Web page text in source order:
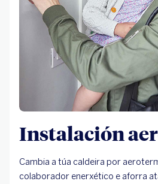
Instalación
Cambia a túa caldeira por
colaborador enerxético e aforra